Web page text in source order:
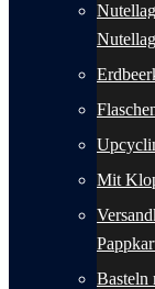
Mit
Basteln